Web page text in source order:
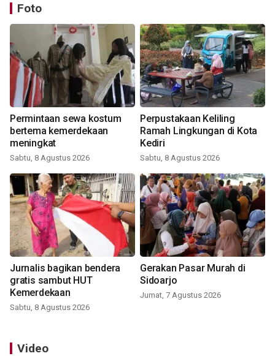
Foto
Permintaan sewa kostum
bertema kemerdekaan
meningkat
Sabtu, 8 Agustus 2026
Perpustakaan Keliling
Ramah Lingkungan di Kota
Kediri
Sabtu, 8 Agustus 2026
Jurnalis bagikan bendera
gratis sambut HUT
Kemerdekaan
Sabtu, 8 Agustus 2026
Gerakan Pasar Murah di
Sidoarjo
Jumat, 7 Agustus 2026
Video